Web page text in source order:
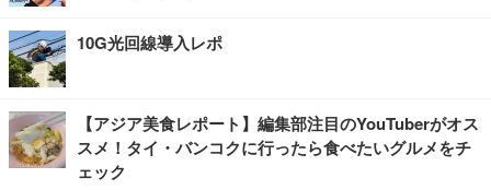
10G光回線導入レポ
【アジア美食レポート】編集部注目のYouTuberがオス
スメ！タイ・バンコクに行ったら食べたいグルメをチ
ェック